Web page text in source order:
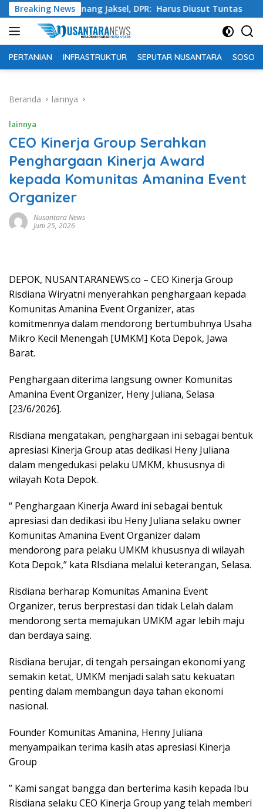
Langsung
ke
konten
Breaking News
Pinang Jaksel, DPR: Harus Diusut Tuntas
PERTANIAN INFRASTRUKTUR SEPUTAR NUSANTARA SOSOK
Beranda lainnya
lainnya
CEO Kinerja Group Serahkan
Penghargaan Kinerja Award
kepada Komunitas Amanina Event
Organizer
Nusantara News
Juni 25, 2026
DEPOK, NUSANTARANEWS.co – CEO Kinerja Group
Risdiana Wiryatni menyerahkan penghargaan kepada
Komunitas Amanina Event Organizer, atas
komitmennya dalam mendorong bertumbuhnya Usaha
Mikro Kecil Menengah [UMKM] Kota Depok, Jawa
Barat.
Penghargaan diterima langsung owner Komunitas
Amanina Event Organizer, Heny Juliana, Selasa
[23/6/2026].
Risdiana mengatakan, penghargaan ini sebagai bentuk
apresiasi Kinerja Group atas dedikasi Heny Juliana
dalam mengedukasi pelaku UMKM, khususnya di
wilayah Kota Depok.
“ Penghargaan Kinerja Award ini sebagai bentuk
apresiasi dan dedikasi ibu Heny Juliana selaku owner
Komunitas Amanina Event Organizer dalam
mendorong para pelaku UMKM khususnya di wilayah
Kota Depok,” kata RIsdiana melalui keterangan, Selasa.
Risdiana berharap Komunitas Amanina Event
Organizer, terus berprestasi dan tidak Lelah dalam
mendorong serta memajukan UMKM agar lebih maju
dan berdaya saing.
Risdiana berujar, di tengah persaingan ekonomi yang
semakin ketat, UMKM menjadi salah satu kekuatan
penting dalam membangun daya tahan ekonomi
nasional.
Founder Komunitas Amanina, Henny Juliana
menyampaikan terima kasih atas apresiasi Kinerja
Group
” Kami sangat bangga dan berterima kasih kepada Ibu
Risdiana selaku CEO Kinerja Group yang telah memberi